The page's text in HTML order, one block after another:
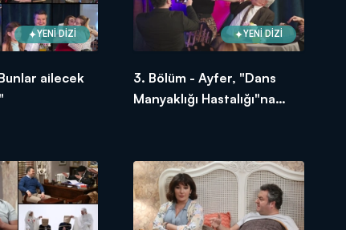
YENİ DİZİ
ailecek
YENİ DİZİ
3. Bölüm - Ayfer, "Dans
Manyaklığı Hastalığı"na